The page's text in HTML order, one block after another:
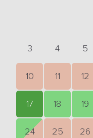
3 4 5
10 11 12
17 18 19
24 25 26